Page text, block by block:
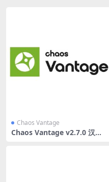
Chaos Vantage
Chaos Vantage v2.7.0 汉化